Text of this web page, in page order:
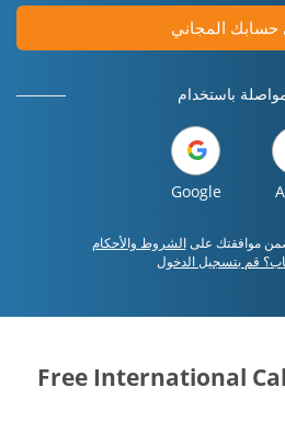
المجاني
باستخدام
Google
موافقتك علىالشروط والأحكام
قم بتسجيل الدخول
Free International